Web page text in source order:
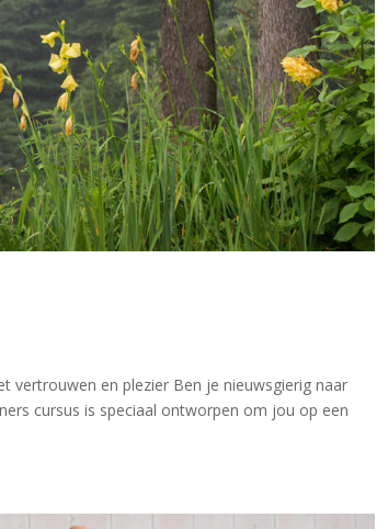
vertrouwen en plezier Ben je nieuwsgierig naar
cursus is speciaal ontworpen om jou op een